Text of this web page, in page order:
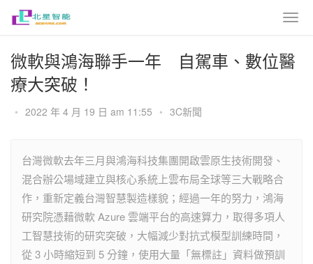
微軟與鴻海聯手一年 自駕車、數位醫
療大突破！
• 2022 年 4 月 19 日 am 11:55 • 3C新聞
台灣微軟去年三月與鴻海科技集團開啟雲原生技術開發、
混合辦公場域建立與核心系統上雲布局全球等三大戰略合
作，重新定義台灣智慧製造樣貌；經過一年的努力，鴻海
研究院憑藉微軟 Azure 雲端平台的高速算力，取得多項人
工智慧技術的研究突破，大幅減少對抗式模型訓練時間，
從 3 小時縮短到 5 分鐘，使用大量「無標註」資料做預訓